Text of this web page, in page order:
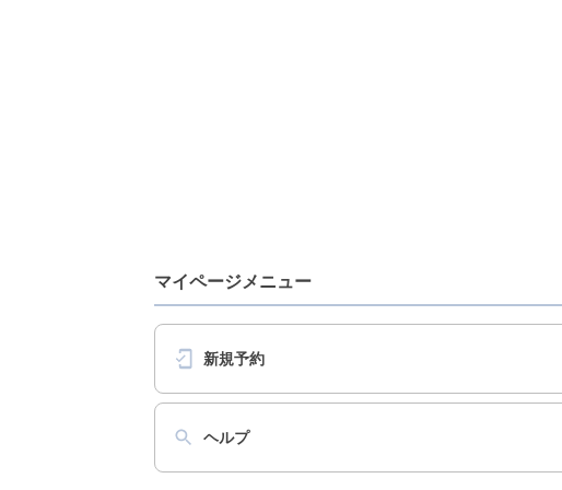
マイページメニュー
新規予約
ヘルプ